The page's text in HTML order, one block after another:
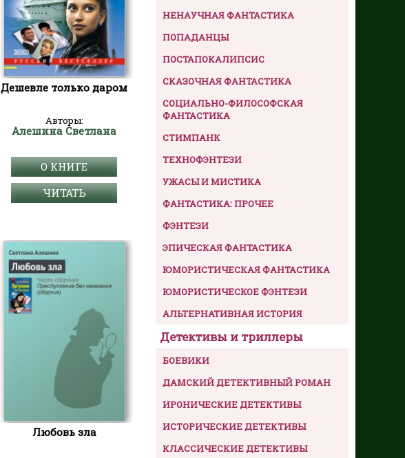
Дешевле только даром
Авторы:
Алешина Светлана
О КНИГЕ
ЧИТАТЬ
Любовь зла
НЕНАУЧНАЯ ФАНТАСТИКА
ПОПАДАНЦЫ
ПОСТАПОКАЛИПСИС
СКАЗОЧНАЯ ФАНТАСТИКА
СОЦИАЛЬНО-ФИЛОСОФСКАЯ
ФАНТАСТИКА
СТИМПАНК
ТЕХНОФЭНТЕЗИ
УЖАСЫ И МИСТИКА
ФАНТАСТИКА: ПРОЧЕЕ
ФЭНТЕЗИ
ЭПИЧЕСКАЯ ФАНТАСТИКА
ЮМОРИСТИЧЕСКАЯ ФАНТАСТИКА
ЮМОРИСТИЧЕСКОЕ ФЭНТЕЗИ
АЛЬТЕРНАТИВНАЯ ИСТОРИЯ
Детективы и триллеры
БОЕВИКИ
ДАМСКИЙ ДЕТЕКТИВНЫЙ РОМАН
ИРОНИЧЕСКИЕ ДЕТЕКТИВЫ
ИСТОРИЧЕСКИЕ ДЕТЕКТИВЫ
КЛАССИЧЕСКИЕ ДЕТЕКТИВЫ